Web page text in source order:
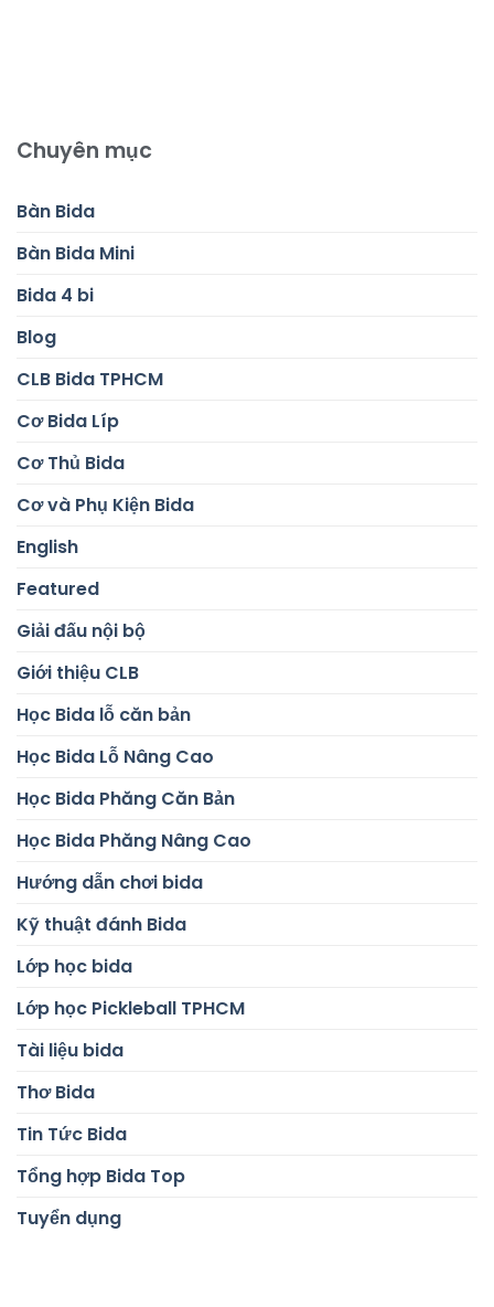
Chuyên mục
Bàn Bida
Bàn Bida Mini
Bida 4 bi
Blog
CLB Bida TPHCM
Cơ Bida Líp
Cơ Thủ Bida
Cơ và Phụ Kiện Bida
English
Featured
Giải đấu nội bộ
Giới thiệu CLB
Học Bida lỗ căn bản
Học Bida Lỗ Nâng Cao
Học Bida Phăng Căn Bản
Học Bida Phăng Nâng Cao
Hướng dẫn chơi bida
Kỹ thuật đánh Bida
Lớp học bida
Lớp học Pickleball TPHCM
Tài liệu bida
Thơ Bida
Tin Tức Bida
Tổng hợp Bida Top
Tuyển dụng